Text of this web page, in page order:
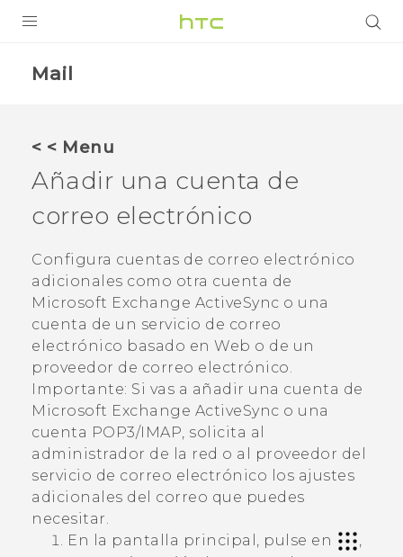
AYUDA
Dispositivos y accesorios HTC
Iniciar sesión
Mail
< < Menu
Añadir una cuenta de
correo electrónico
Configura cuentas de correo electrónico
adicionales como otra cuenta de
Microsoft Exchange ActiveSync o una
cuenta de un servicio de correo
electrónico basado en Web o de un
proveedor de correo electrónico.
Importante: Si vas a añadir una cuenta de
Microsoft Exchange ActiveSync o una
cuenta POP3/IMAP, solicita al
administrador de la red o al proveedor del
servicio de correo electrónico los ajustes
adicionales del correo que puedes
necesitar.
En la pantalla principal, pulse en